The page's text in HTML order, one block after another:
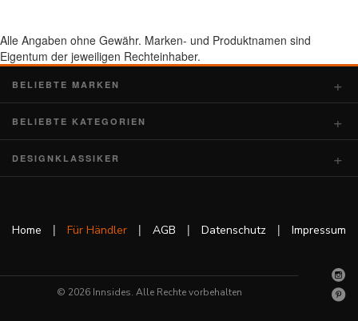
Alle Angaben ohne Gewähr. Marken- und Produktnamen sind
Eigentum der jeweiligen Rechteinhaber.
BELIEBTE MARKEN
BELIEBTE KATEGORIEN
DESIGNKLASSIKER
Home | Für Händler | AGB | Datenschutz | Impressum
© 2026 Innsides. Alle Rechte vorbehalten